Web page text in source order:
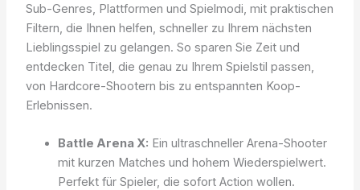
Sub-Genres, Plattformen und Spielmodi, mit praktischen
Filtern, die Ihnen helfen, schneller zu Ihrem nächsten
Lieblingsspiel zu gelangen. So sparen Sie Zeit und
entdecken Titel, die genau zu Ihrem Spielstil passen,
von Hardcore-Shootern bis zu entspannten Koop-
Erlebnissen.
Battle Arena X: Ein ultraschneller Arena-Shooter
mit kurzen Matches und hohem Wiederspielwert.
Perfekt für Spieler, die sofort Action wollen.